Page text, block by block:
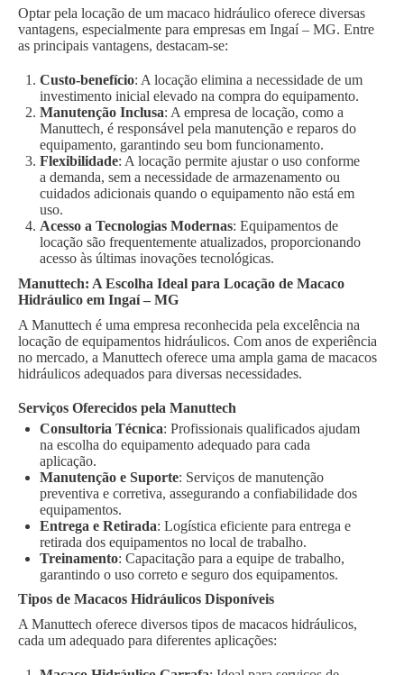
Optar pela locação de um macaco hidráulico oferece diversas
vantagens, especialmente para empresas em Ingaí – MG. Entre
as principais vantagens, destacam-se:
Custo-benefício: A locação elimina a necessidade de um
investimento inicial elevado na compra do equipamento.
Manutenção Inclusa: A empresa de locação, como a
Manuttech, é responsável pela manutenção e reparos do
equipamento, garantindo seu bom funcionamento.
Flexibilidade: A locação permite ajustar o uso conforme
a demanda, sem a necessidade de armazenamento ou
cuidados adicionais quando o equipamento não está em
uso.
Acesso a Tecnologias Modernas: Equipamentos de
locação são frequentemente atualizados, proporcionando
acesso às últimas inovações tecnológicas.
Manuttech: A Escolha Ideal para Locação de Macaco
Hidráulico em Ingaí – MG
A Manuttech é uma empresa reconhecida pela excelência na
locação de equipamentos hidráulicos. Com anos de experiência
no mercado, a Manuttech oferece uma ampla gama de macacos
hidráulicos adequados para diversas necessidades.
Serviços Oferecidos pela Manuttech
Consultoria Técnica: Profissionais qualificados ajudam
na escolha do equipamento adequado para cada
aplicação.
Manutenção e Suporte: Serviços de manutenção
preventiva e corretiva, assegurando a confiabilidade dos
equipamentos.
Entrega e Retirada: Logística eficiente para entrega e
retirada dos equipamentos no local de trabalho.
Treinamento: Capacitação para a equipe de trabalho,
garantindo o uso correto e seguro dos equipamentos.
Tipos de Macacos Hidráulicos Disponíveis
A Manuttech oferece diversos tipos de macacos hidráulicos,
cada um adequado para diferentes aplicações: